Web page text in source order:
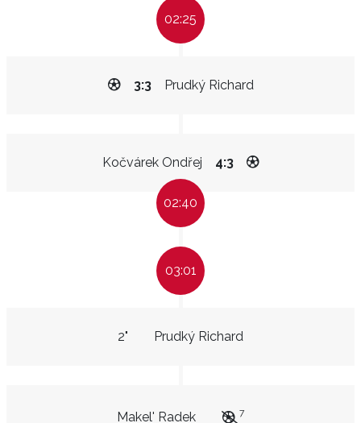
02:25
Prudký Richard
3:3
Kočvárek Ondřej 4:3
02:40
03:01
Prudký Richard
2"
Makel' Radek 7